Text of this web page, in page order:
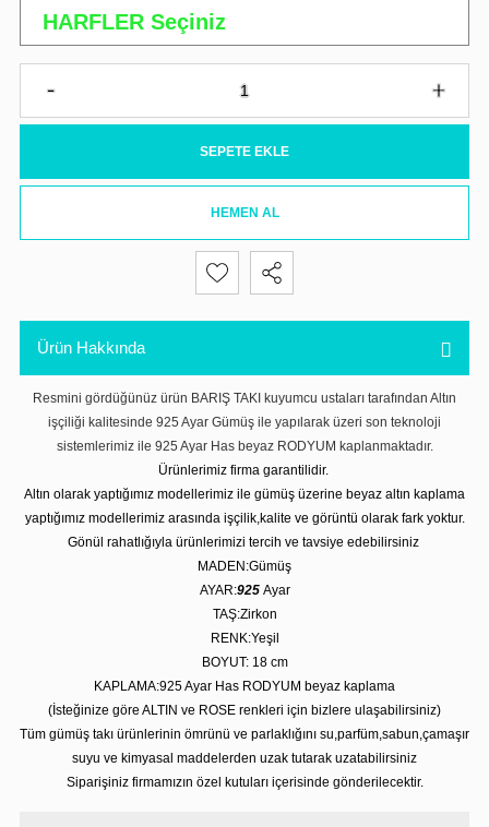
SEPETE EKLE
HEMEN AL
Ürün Hakkında
Resmini gördüğünüz ürün BARIŞ TAKI kuyumcu ustaları tarafından Altın
işçiliği kalitesinde 925 Ayar Gümüş ile yapılarak üzeri son teknoloji
sistemlerimiz ile 925 Ayar Has beyaz RODYUM kaplanmaktadır.
Ürünlerimiz firma garantilidir.
Altın olarak yaptığımız modellerimiz ile gümüş üzerine beyaz altın kaplama
yaptığımız modellerimiz arasında işçilik,kalite ve görüntü olarak fark yoktur.
Gönül rahatlığıyla ürünlerimizi tercih ve tavsiye edebilirsiniz
MADEN:Gümüş
AYAR:925 Ayar
TAŞ:Zirkon
RENK:Yeşil
BOYUT: 18 cm
KAPLAMA:925 Ayar Has RODYUM beyaz kaplama
(İsteğinize göre ALTIN ve ROSE renkleri için bizlere ulaşabilirsiniz)
Tüm gümüş takı ürünlerinin ömrünü ve parlaklığını su,parfüm,sabun,çamaşır
suyu ve kimyasal maddelerden uzak tutarak uzatabilirsiniz
Siparişiniz firmamızın özel kutuları içerisinde gönderilecektir.